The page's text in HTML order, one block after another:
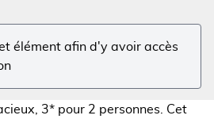
élément afin d'y avoir accès
3* pour 2 personnes. Cet